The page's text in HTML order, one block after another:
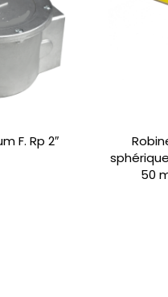
F. Rp 2″
50